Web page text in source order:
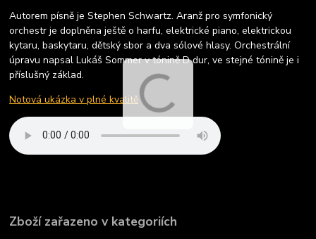
Autorem písně je Stephen Schwartz. Aranž pro symfonický
orchestr je doplněna ještě o harfu, elektrické piano, elektrickou
kytaru, baskytaru, dětský sbor a dva sólové hlasy. Orchestrální
úpravu napsal Lukáš Sommer v tónině D dur, ve stejné tónině je i
příslušný základ.
Notová ukázka v plné kvalitě
Zboží zařazeno v kategoriích